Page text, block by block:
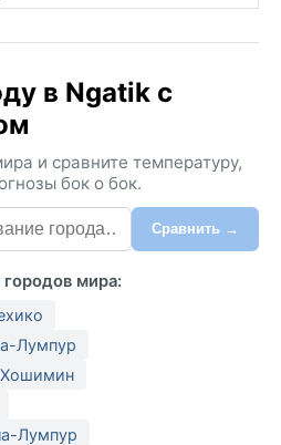
в Ngatik с
и сравните температуру,
бок о бок.
Сравнить →
мира:
Лумпур
Лумпур